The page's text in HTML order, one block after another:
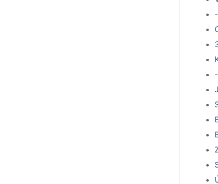
-
-